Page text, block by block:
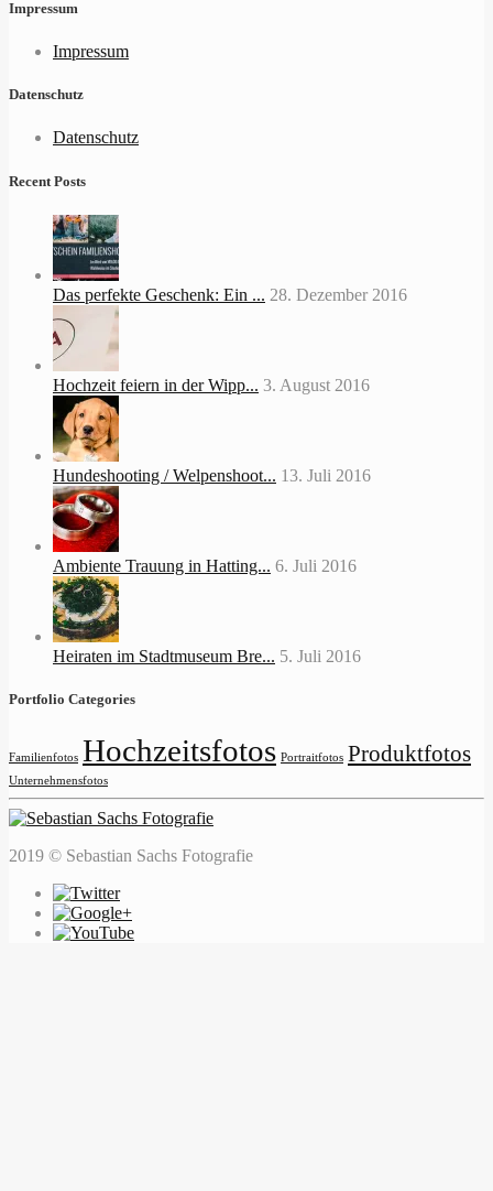
Impressum
Impressum
Datenschutz
Datenschutz
Recent Posts
Das perfekte Geschenk: Ein ... 28. Dezember 2016
Hochzeit feiern in der Wipp... 3. August 2016
Hundeshooting / Welpenshoot... 13. Juli 2016
Ambiente Trauung in Hatting... 6. Juli 2016
Heiraten im Stadtmuseum Bre... 5. Juli 2016
Portfolio Categories
Familienfotos Hochzeitsfotos Portraitfotos Produktfotos
Unternehmensfotos
2019 © Sebastian Sachs Fotografie